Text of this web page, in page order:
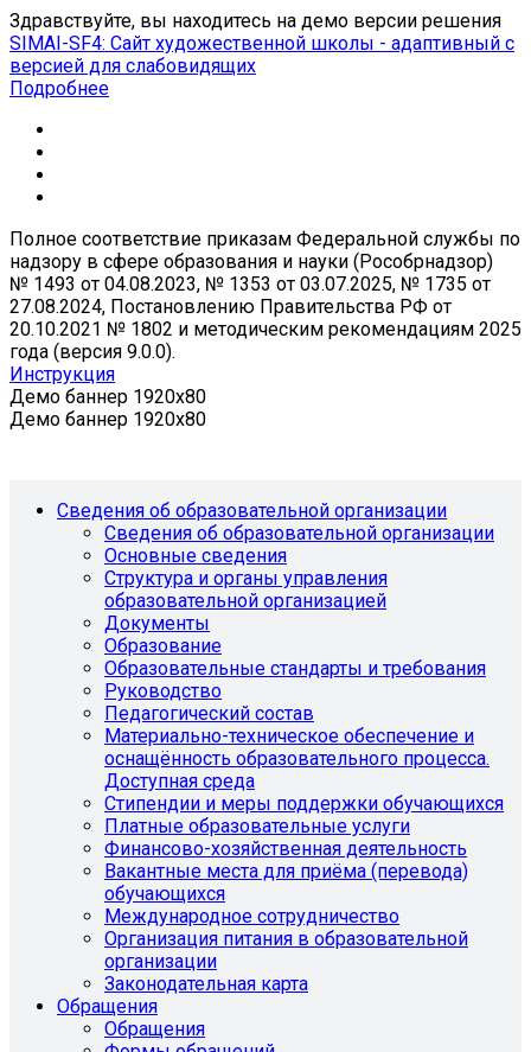
Здравствуйте, вы находитесь на демо версии решения
SIMAI-SF4: Сайт художественной школы - адаптивный с
версией для слабовидящих
Подробнее
Полное соответствие приказам Федеральной службы по
надзору в сфере образования и науки (Рособрнадзор)
№ 1493 от 04.08.2023, № 1353 от 03.07.2025, № 1735 от
27.08.2024, Постановлению Правительства РФ от
20.10.2021 № 1802 и методическим рекомендациям 2025
года (версия 9.0.0).
Инструкция
Демо баннер 1920x80
Демо баннер 1920x80
Сведения об образовательной организации
Сведения об образовательной организации
Основные сведения
Структура и органы управления
образовательной организацией
Документы
Образование
Образовательные стандарты и требования
Руководство
Педагогический состав
Материально-техническое обеспечение и
оснащённость образовательного процесса.
Доступная среда
Стипендии и меры поддержки обучающихся
Платные образовательные услуги
Финансово-хозяйственная деятельность
Вакантные места для приёма (перевода)
обучающихся
Международное сотрудничество
Организация питания в образовательной
организации
Законодательная карта
Обращения
Обращения